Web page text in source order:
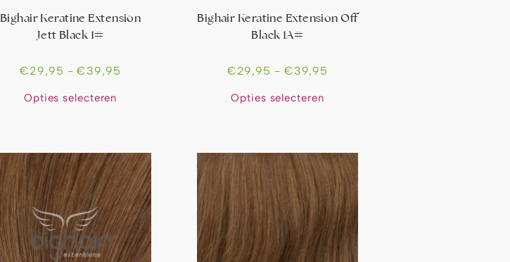
Bighair Keratine Extension
Jett Black 1#
€29,95 - €39,95
Opties selecteren
Bighair Keratine Extension Off
Black 1A#
€29,95 - €39,95
Opties selecteren